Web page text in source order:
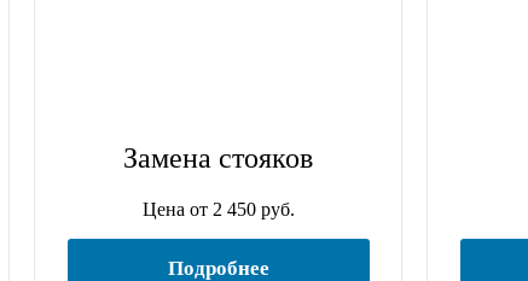
Замена стояков
Цена от 2 450 руб.
Подробнее